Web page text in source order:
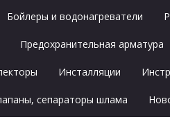
Бойлеры и водонагреватели
Предохранительная арматура
Инсталляции
сепараторы шлама